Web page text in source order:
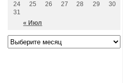
« Июл
24
25 26 27 28 29
30
31